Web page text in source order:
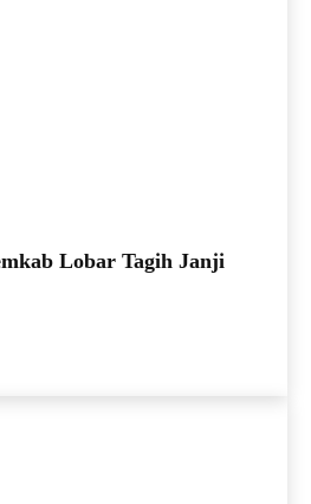
Lobar Tagih Janji